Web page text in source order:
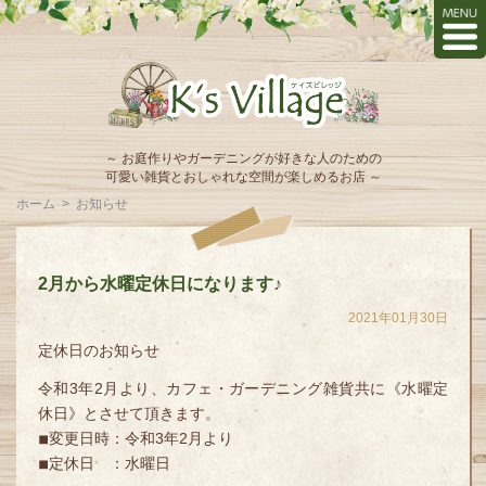
～ お庭作りやガーデニングが好きな人のための
可愛い雑貨とおしゃれな空間が楽しめるお店 ～
ホーム > お知らせ
2月から水曜定休日になります♪
2021年01月30日
定休日のお知らせ
令和3年2月より、カフェ・ガーデニング雑貨共に《水曜定
休日》とさせて頂きます。
◾︎変更日時：令和3年2月より
◾︎定休日 ：水曜日